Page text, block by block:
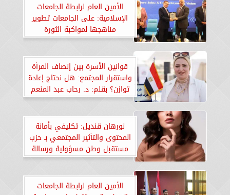
الأمين العام لرابطة الجامعات
الإسلامية: على الجامعات تطوير
مناهجها لمواكبة الثورة
التكنولوجية وإعداد خريجين
قوانين الأسرة بين إنصاف المرأة
واستقرار المجتمع: هل نحتاج إعادة
توازن؟ بقلم: د. رحاب عبد المنعم
غزالة
نورهان قنديل: تكليفي بأمانة
المحتوى والتأثير المجتمعي بـ حزب
مستقبل وطن مسؤولية ورسالة
لبناء وعي حقيقي
الأمين العام لرابطة الجامعات